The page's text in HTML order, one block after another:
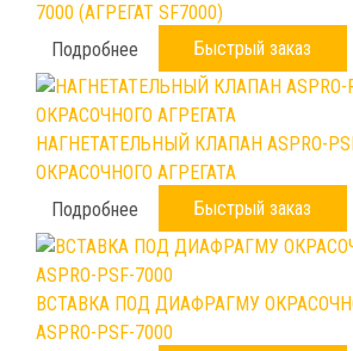
7000 (АГРЕГАТ SF7000)
Подробнее
Быстрый заказ
НАГНЕТАТЕЛЬНЫЙ КЛАПАН ASPRO-
ОКРАСОЧНОГО АГРЕГАТА
Подробнее
Быстрый заказ
ВСТАВКА ПОД ДИАФРАГМУ
ASPRO-PSF-7000